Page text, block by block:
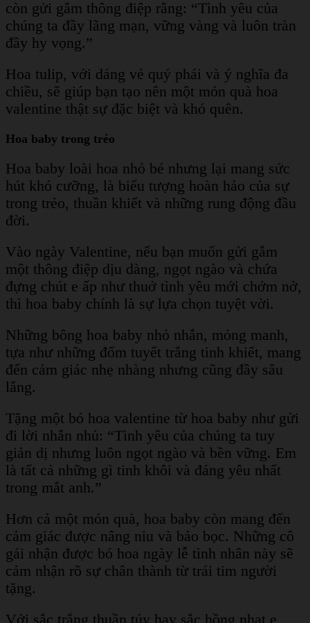
còn gửi gắm thông điệp rằng: “Tình yêu của
chúng ta đầy lãng mạn, vững vàng và luôn tràn
đầy hy vọng.”
Hoa tulip, với dáng vẻ quý phái và ý nghĩa đa
chiều, sẽ giúp bạn tạo nên một món quà hoa
valentine thật sự đặc biệt và khó quên.
Hoa baby trong trẻo
Hoa baby loài hoa nhỏ bé nhưng lại mang sức
hút khó cưỡng, là biểu tượng hoàn hảo của sự
trong trẻo, thuần khiết và những rung động đầu
đời.
Vào ngày Valentine, nếu bạn muốn gửi gắm
một thông điệp dịu dàng, ngọt ngào và chứa
đựng chút e ấp như thuở tình yêu mới chớm nở,
thì hoa baby chính là sự lựa chọn tuyệt vời.
Những bông hoa baby nhỏ nhắn, mỏng manh,
tựa như những đốm tuyết trắng tinh khiết, mang
đến cảm giác nhẹ nhàng nhưng cũng đầy sâu
lắng.
Tặng một bó hoa valentine từ hoa baby như gửi
đi lời nhắn nhủ: “Tình yêu của chúng ta tuy
giản dị nhưng luôn ngọt ngào và bền vững. Em
là tất cả những gì tinh khôi và đáng yêu nhất
trong mắt anh.”
Hơn cả một món quà, hoa baby còn mang đến
cảm giác được nâng niu và bảo bọc. Những cô
gái nhận được bó hoa ngày lễ tình nhân này sẽ
cảm nhận rõ sự chân thành từ trái tim người
tặng.